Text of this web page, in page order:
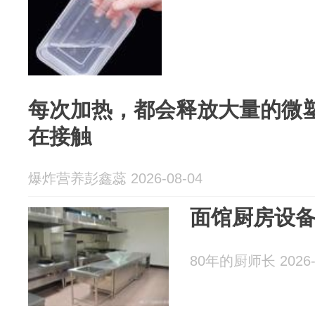
每次加热，都会释放大量的微
在接触
爆炸营养彭鑫蕊 2026-08-04
面馆厨房设
80年的厨师长